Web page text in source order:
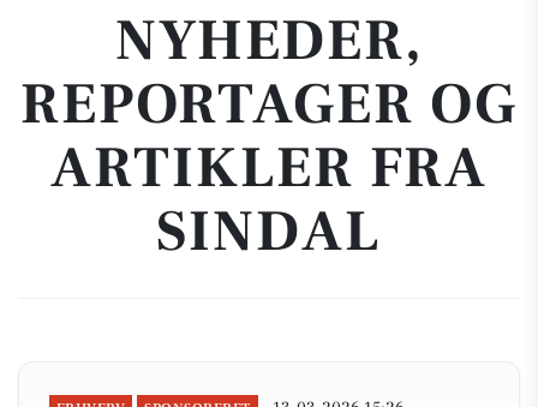
NYHEDER,
REPORTAGER OG
ARTIKLER FRA
SINDAL